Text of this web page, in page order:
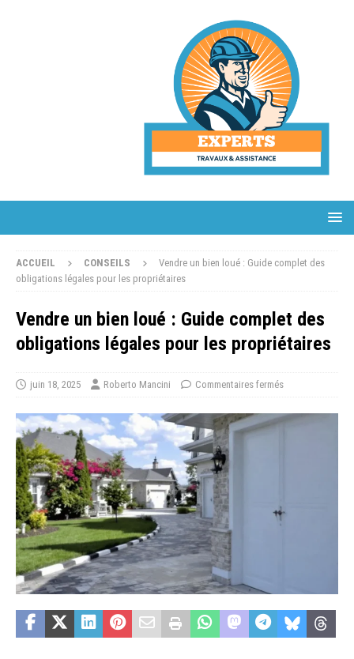
ACCUEIL CONSEILS
Vendre un bien loué : Guide complet des
obligations légales pour les propriétaires
Vendre un bien loué : Guide complet des
obligations légales pour les propriétaires
juin 18, 2025 Roberto Mancini Commentaires fermés